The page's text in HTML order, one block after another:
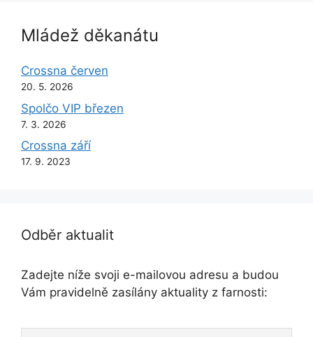
Mládež děkanátu
Crossna červen
20. 5. 2026
Spolčo VIP březen
7. 3. 2026
Crossna září
17. 9. 2023
Odběr aktualit
Zadejte níže svoji e-mailovou adresu a budou
Vám pravidelně zasílány aktuality z farnosti: